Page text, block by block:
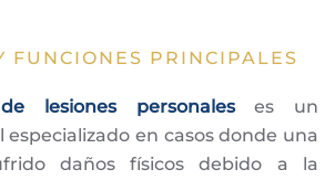
FUNCIONES PRINCIPALES
lesiones personaleses un
especializado en casos donde una
daños físicos debido a la